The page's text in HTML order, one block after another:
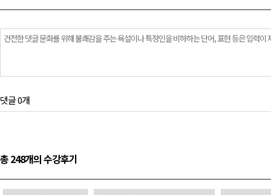
댓글 0개
총 248개의 수강후기